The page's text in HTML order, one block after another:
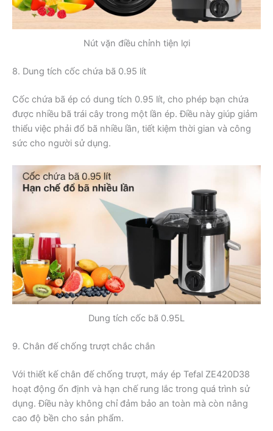
Nút vặn điều chỉnh tiện lợi
8. Dung tích cốc chứa bã 0.95 lít
Cốc chứa bã ép có dung tích 0.95 lít, cho phép bạn chứa
được nhiều bã trái cây trong một lần ép. Điều này giúp giảm
thiểu việc phải đổ bã nhiều lần, tiết kiệm thời gian và công
sức cho người sử dụng.
Dung tích cốc bã 0.95L
9. Chân đế chống trượt chắc chắn
Với thiết kế chân đế chống trượt, máy ép Tefal ZE420D38
hoạt động ổn định và hạn chế rung lắc trong quá trình sử
dụng. Điều này không chỉ đảm bảo an toàn mà còn nâng
cao độ bền cho sản phẩm.